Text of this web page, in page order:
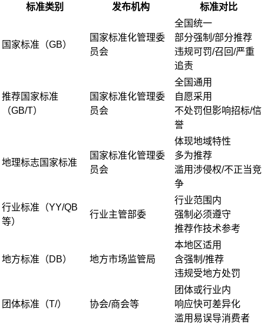
标准类别 发布机构 标准对比
国家标准（GB）
国家标准化管理委
员会
全国统一
部分强制/部分推荐
违规可罚/召回/严重
追责
推荐国家标准
（GB/T）
国家标准化管理委
员会
全国通用
自愿采用
不处罚但影响招标/信
誉
地理标志国家标准
国家标准化管理委
员会
体现地域特性
多为推荐
滥用涉侵权/不正当竞
争
行业标准（YY/QB
等）
行业主管部委
行业范围内
强制必须遵守
推荐作技术参考
地方标准（DB） 地方市场监管局
本地区适用
含强制/推荐
违规受地方处罚
团体标准（T/） 协会/商会等
团体或行业内
响应快可差异化
滥用易误导消费者